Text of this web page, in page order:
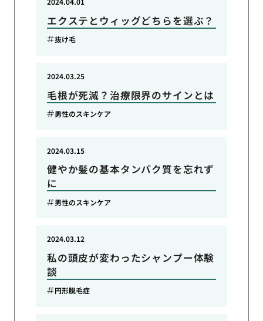
エクステとウィッグどちらを選ぶ？
抜け毛
毛根が死滅？治療限界のサインとは
2024.03.25
男性のスキンケア
健やか髪の基本タンパク質を忘れず
に
2024.03.15
男性のスキンケア
私の頭皮が変わったシャンプー体験
談
2024.03.12
円形脱毛症